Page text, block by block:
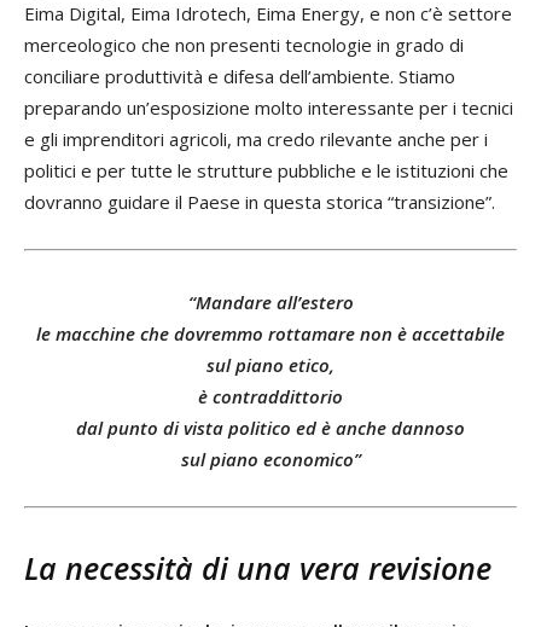
Eima Digital, Eima Idrotech, Eima Energy, e non c’è settore
merceologico che non presenti tecnologie in grado di
conciliare produttività e difesa dell’ambiente. Stiamo
preparando un’esposizione molto interessante per i tecnici
e gli imprenditori agricoli, ma credo rilevante anche per i
politici e per tutte le strutture pubbliche e le istituzioni che
dovranno guidare il Paese in questa storica “transizione”.
“Mandare all’estero
le macchine che dovremmo rottamare non è accettabile
sul piano etico,
è contraddittorio
dal punto di vista politico ed è anche dannoso
sul piano economico”
La necessità di una vera revisione